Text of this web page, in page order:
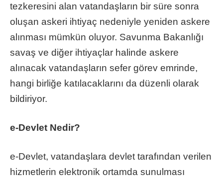
tezkeresini alan vatandaşların bir süre sonra
oluşan askeri ihtiyaç nedeniyle yeniden askere
alınması mümkün oluyor. Savunma Bakanlığı
savaş ve diğer ihtiyaçlar halinde askere
alınacak vatandaşların sefer görev emrinde,
hangi birliğe katılacaklarını da düzenli olarak
bildiriyor.
e-Devlet Nedir?
e-Devlet, vatandaşlara devlet tarafından verilen
hizmetlerin elektronik ortamda sunulması